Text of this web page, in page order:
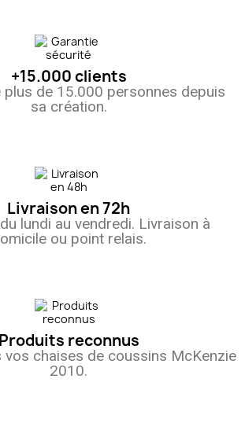
+15.000 clients
plus de 15.000 personnes depuis
sa création.
Livraison en 72h
lundi au vendredi. Livraison à
ou point relais.
Produits reconnus
vos chaises de coussins McKenzie
2010.